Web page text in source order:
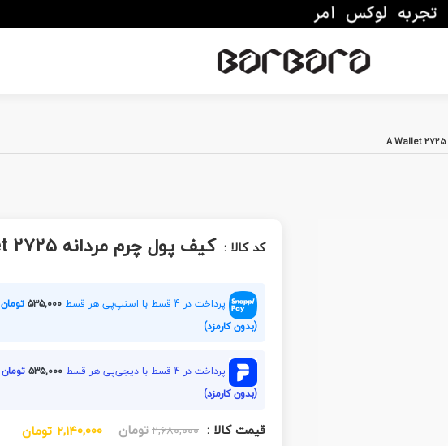
کد کالا : کیف پول چرم مردانه A Wallet 2725
پرداخت در 4 قسط با اسنپ‌پی هر قسط ۵۳۵,۰۰۰تومان
(بدون کارمزد)
پرداخت در 4 قسط با دیجی‌پی هر قسط ۵۳۵,۰۰۰تومان
(بدون کارمزد)
قیمت کالا : ۲,۶۸۰,۰۰۰تومان ۲,۱۴۰,۰۰۰ تومان